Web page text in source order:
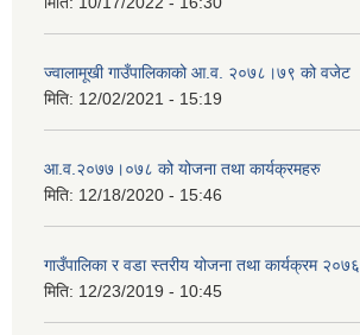
ज्वालामूखी गाउँपालिकाको आ.व. २०७८।७९ को वजेट
मिति: 12/02/2021 - 15:19
आ.व.२०७७।०७८ को योजना तथा कार्यक्रमहरु
मिति: 12/18/2020 - 15:46
गाउँपालिका र वडा स्तरीय योजना तथा कार्यक्रम २०७६
मिति: 12/23/2019 - 10:45